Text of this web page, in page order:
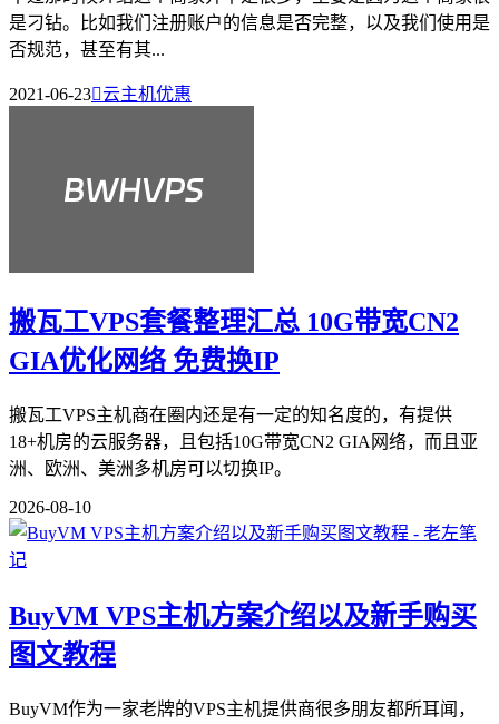
是刁钻。比如我们注册账户的信息是否完整，以及我们使用是
否规范，甚至有其...
2021-06-23云主机优惠
搬瓦工VPS套餐整理汇总 10G带宽CN2
GIA优化网络 免费换IP
搬瓦工VPS主机商在圈内还是有一定的知名度的，有提供
18+机房的云服务器，且包括10G带宽CN2 GIA网络，而且亚
洲、欧洲、美洲多机房可以切换IP。
2026-08-10
BuyVM VPS主机方案介绍以及新手购买
图文教程
BuyVM作为一家老牌的VPS主机提供商很多朋友都所耳闻，